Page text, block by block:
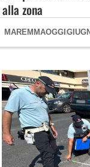
alla zona
MAREMMAOGGI